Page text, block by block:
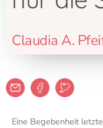
Claudia A.
Eine Begebenheit